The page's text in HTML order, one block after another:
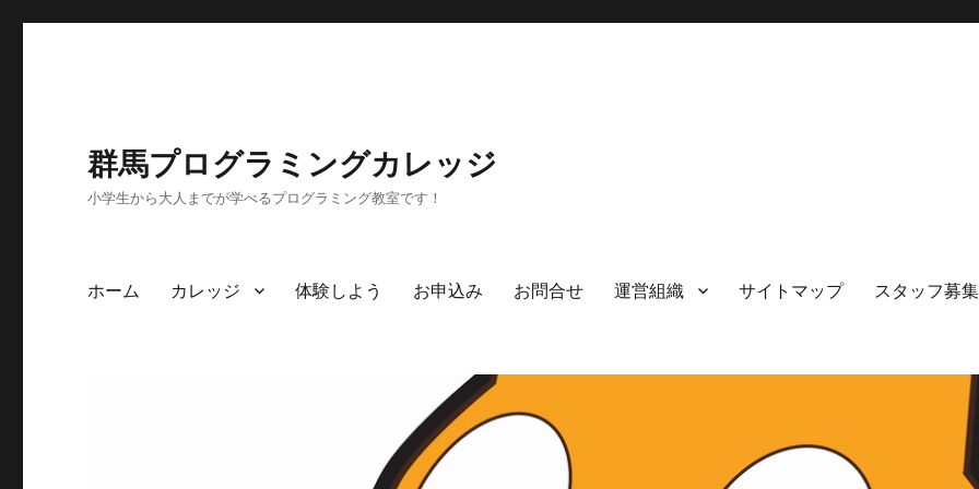
群馬プログラミングカレッジ
小学生から大人までが学べるプログラミング教室です！
ホーム カレッジ 体験しよう お申込み お問合せ 運営組織 サイトマップ スタッフ募集